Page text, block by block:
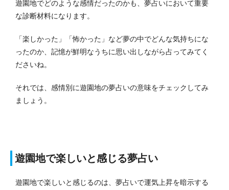
遊園地でどのような感情だったのかも、夢占いにおいて重要
な診断材料になります。
「楽しかった」「怖かった」など夢の中でどんな気持ちにな
ったのか、記憶が鮮明なうちに思い出しながら占ってみてく
ださいね。
それでは、感情別に遊園地の夢占いの意味をチェックしてみ
ましょう。
遊園地で楽しいと感じる夢占い
遊園地で楽しいと感じるのは、夢占いで運気上昇を暗示する